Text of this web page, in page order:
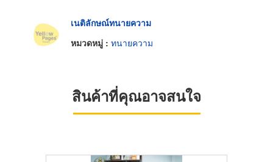
เนติลักษณ์ทนายความ
หมวดหมู่ : ทนายความ
สินค้าที่คุณอาจสนใจ